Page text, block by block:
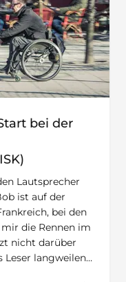
bei der
Lautsprecher
ist auf der
bei den
die Rennen im
nicht darüber
Leser langweilen…